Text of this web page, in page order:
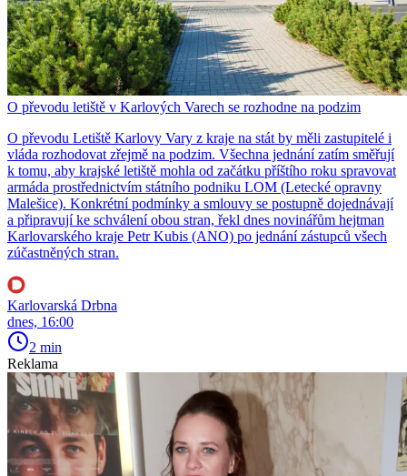
O převodu letiště v Karlových Varech se rozhodne na podzim
O převodu Letiště Karlovy Vary z kraje na stát by měli zastupitelé i
vláda rozhodovat zřejmě na podzim. Všechna jednání zatím směřují
k tomu, aby krajské letiště mohla od začátku příštího roku spravovat
armáda prostřednictvím státního podniku LOM (Letecké opravny
Malešice). Konkrétní podmínky a smlouvy se postupně dojednávají
a připravují ke schválení obou stran, řekl dnes novinářům hejtman
Karlovarského kraje Petr Kubis (ANO) po jednání zástupců všech
zúčastněných stran.
Karlovarská Drbna
dnes, 16:00
2 min
Reklama